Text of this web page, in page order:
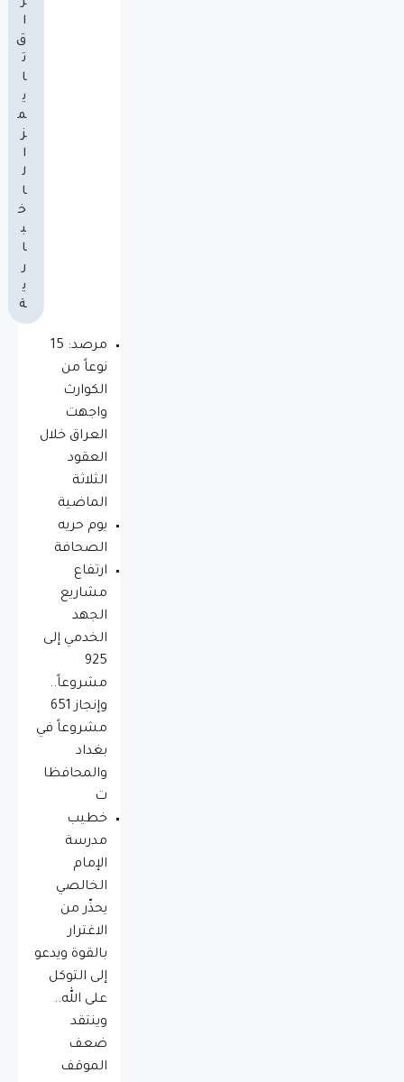
ا
ق
ت
ا
ي
م
ز
ا
ل
ا
خ
ب
ا
ر
ي
ة
مرصد: 15
نوعاً من
الكوارث
واجهت
العراق خلال
العقود
الثلاثة
الماضية
يوم حريه
الصحافة
ارتفاع
مشاريع
الجهد
الخدمي إلى
925
مشروعاً..
وإنجاز 651
مشروعاً في
بغداد
والمحافظا
ت
خطيب
مدرسة
الإمام
الخالصي
يحذّر من
الاغترار
بالقوة ويدعو
إلى التوكل
على الله..
وينتقد
ضعف
الموقف